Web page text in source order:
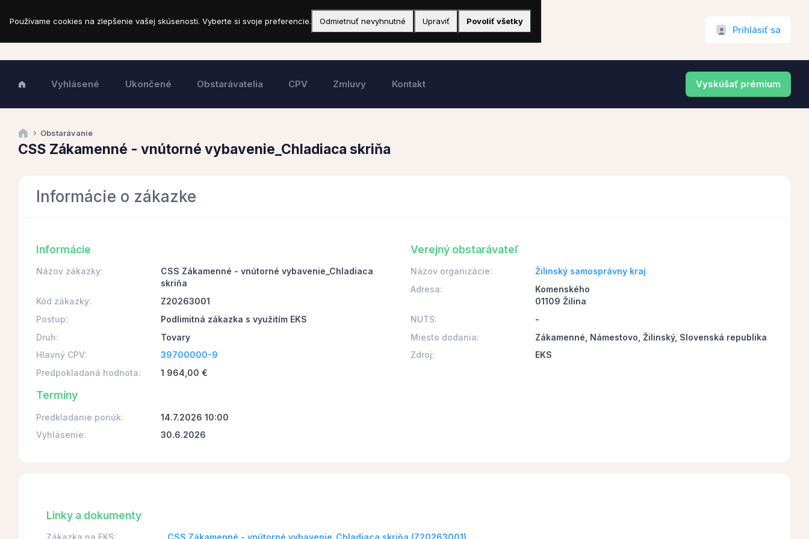
Prihlásiť sa
Vyhlásené Ukončené Obstarávatelia CPV Zmluvy Kontakt Vyskúšať prémium
Obstarávanie
CSS Zákamenné - vnútorné vybavenie_Chladiaca skriňa
Informácie o zákazke
Informácie
Názov zákazky:
CSS Zákamenné - vnútorné vybavenie_Chladiaca
skriňa
Kód zákazky:
Z20263001
Postup:
Podlimitná zákazka s využitím EKS
Druh:
Tovary
Hlavný CPV:
39700000-9
Predpokladaná hodnota:
1 964,00 €
Termíny
Predkladanie ponúk:
14.7.2026 10:00
Vyhlásenie:
30.6.2026
Verejný obstarávateľ
Názov organizácie:
Žilinský samosprávny kraj
Adresa:
Komenského
01109 Žilina
NUTS:
-
Miesto dodania:
Zákamenné, Námestovo, Žilinský, Slovenská republika
Zdroj:
EKS
Linky a dokumenty
Zákazka na EKS: CSS Zákamenné - vnútorné vybavenie_Chladiaca skriňa (Z20263001)
Používame cookies na zlepšenie vašej skúsenosti. Vyberte si svoje preferencie. Odmietnuť nevyhnutné Upraviť Povoliť všetky